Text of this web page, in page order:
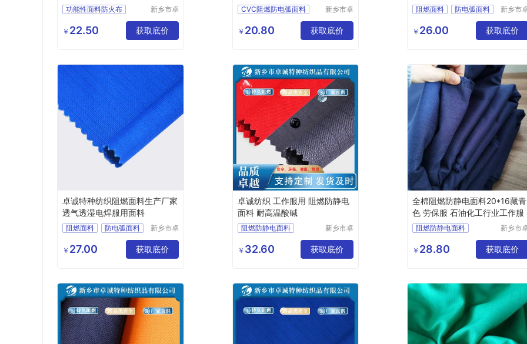
功能性面料防火布
特种制服用
纯棉阻燃
新乡市卓
织品有限
公司
￥ 22.50 获取底价
CVC阻燃防电弧面料
功能性棉类面料
涤棉
新乡市卓
织品有限
公司
￥ 20.80 获取底价
阻燃面料
防电弧面料
阻燃布
焊工服
新乡市
织品有限
公司
￥ 26.00 获取底价
卓诚特种纺织阻燃面料生产厂家
透气透湿电焊服用面料
阻燃面料
防电弧面料
阻燃布
焊工服
新乡市卓
织品有限
公司
￥ 27.00 获取底价
卓诚纺织 工作服用 阻燃防静电
面料 耐高温酸碱
阻燃防静电面料
耐酸碱面料
新乡市卓
织品有限
公司
￥ 32.60 获取底价
全棉阻燃防静电面料20*16藏青
色 劳保服 石油化工行业工作服
阻燃防静电面料
功能性面料
防静电布
工作服面料
新乡市
织品有限
公司
￥ 28.80 获取底价